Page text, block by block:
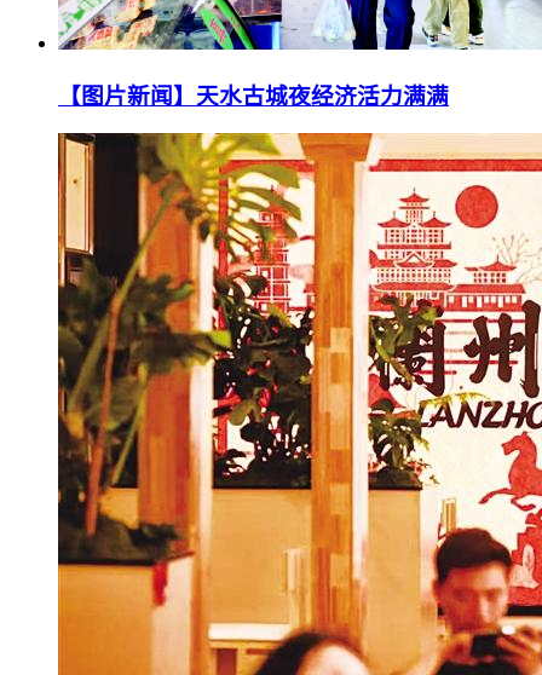
【图片新闻】天水古城夜经济活力满满